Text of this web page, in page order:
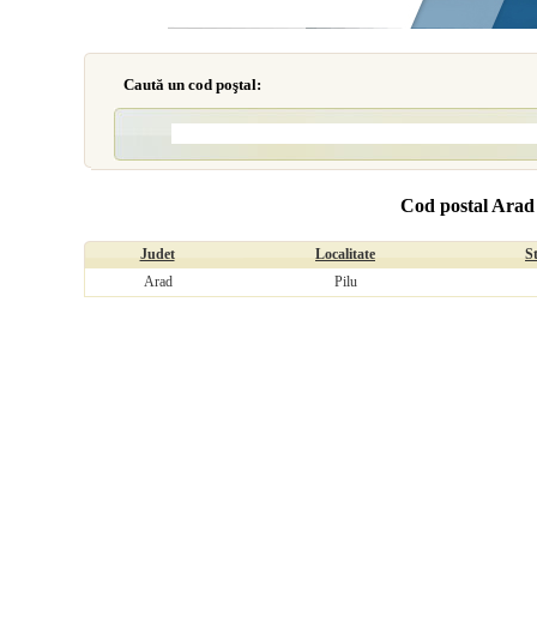
Caută un cod poştal:
Cod postal
Judet Localitate
Arad
Pilu